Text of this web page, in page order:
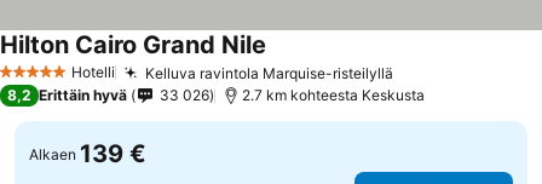
5 Tähtiluokitus
Hotelli Kelluva ravintola Marquise-risteilyllä
Hilton Cairo Grand Nile
8,2 Erittäin hyvä 33 026 2.7 km kohteesta Keskusta
Alkaen 139 €